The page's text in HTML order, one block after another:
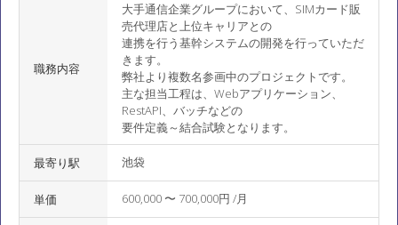
職務内容
大手通信企業グループにおいて、SIMカード販
売代理店と上位キャリアとの
連携を行う基幹システムの開発を行っていただ
きます。
弊社より複数名参画中のプロジェクトです。
主な担当工程は、Webアプリケーション、
RestAPI、バッチなどの
要件定義～結合試験となります。
最寄り駅 池袋
単価 600,000 〜 700,000円 /月